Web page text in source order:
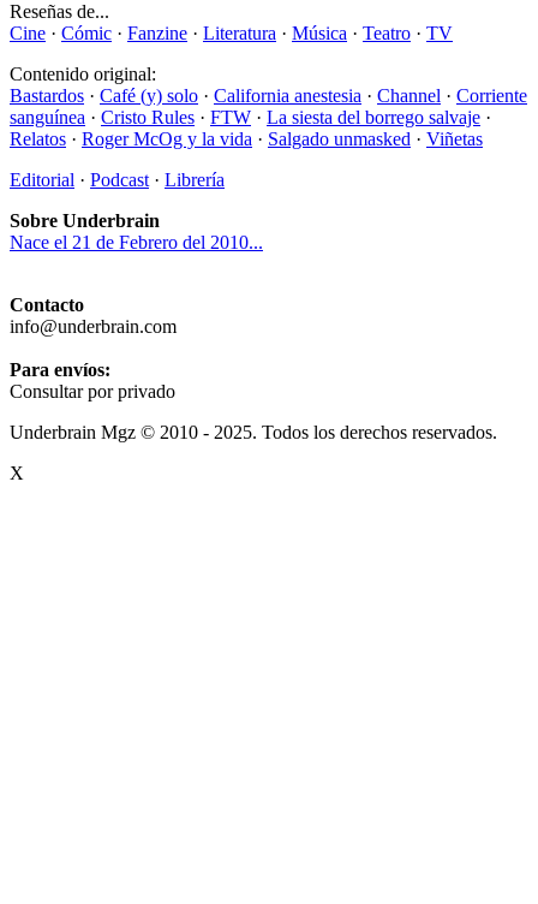
Reseñas de...
Cine · Cómic · Fanzine · Literatura · Música · Teatro · TV
Contenido original:
Bastardos · Café (y) solo · California anestesia · Channel · Corriente
sanguínea · Cristo Rules · FTW · La siesta del borrego salvaje ·
Relatos · Roger McOg y la vida · Salgado unmasked · Viñetas
Editorial · Podcast · Librería
Sobre Underbrain
Nace el 21 de Febrero del 2010...
Contacto
info@underbrain.com
Para envíos:
Consultar por privado
Underbrain Mgz © 2010 - 2025. Todos los derechos reservados.
X